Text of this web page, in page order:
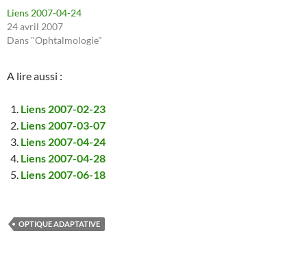
Liens 2007-04-24
24 avril 2007
Dans "Ophtalmologie"
A lire aussi :
Liens 2007-02-23
Liens 2007-03-07
Liens 2007-04-24
Liens 2007-04-28
Liens 2007-06-18
OPTIQUE ADAPTATIVE